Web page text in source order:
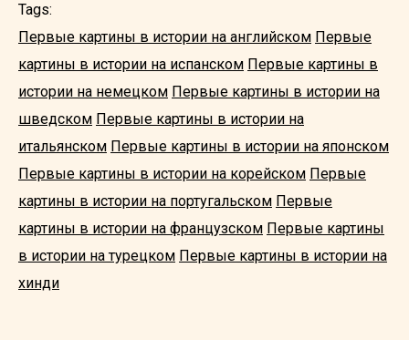
Tags:
Первые картины в истории на английском Первые
картины в истории на испанском Первые картины в
истории на немецком Первые картины в истории на
шведском Первые картины в истории на
итальянском Первые картины в истории на японском
Первые картины в истории на корейском Первые
картины в истории на португальском Первые
картины в истории на французском Первые картины
в истории на турецком Первые картины в истории на
хинди